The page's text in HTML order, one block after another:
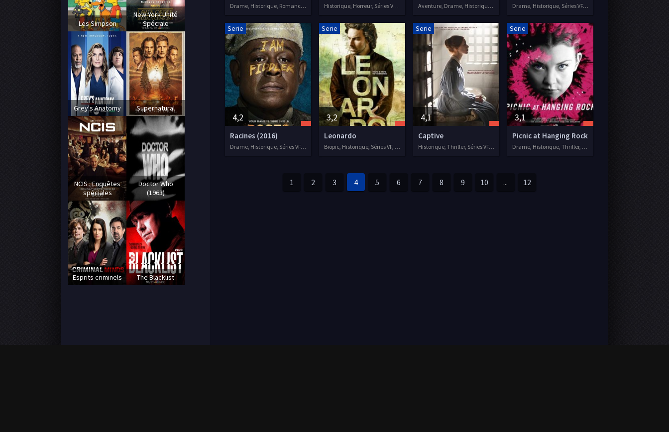
Drame, Historique, Romance, Séries VOSTFR, 2021 Historique, Horreur, Séries VOSTFR, 2021 Aventure, Drame, Historique, Séries VF, 2013 Drame, Historique, Séries VF, 2018
4,2
Serie
Racines (2016)
Drame, Historique, Séries VF, 2016
3,2
Serie
Leonardo
Biopic, Historique, Séries VF, 2021
4,1
Serie
Captive
Historique, Thriller, Séries VF, 2017
3,1
Serie
Picnic at Hanging Rock
Drame, Historique, Thriller, Séries VF, 2018
1 2 3 4 5 6 7 8 9 10 ... 12
Les Simpson
New York Unité
Spéciale
Grey's Anatomy Supernatural
NCIS : Enquêtes
spéciales
Doctor Who
(1963)
Esprits criminels The Blacklist